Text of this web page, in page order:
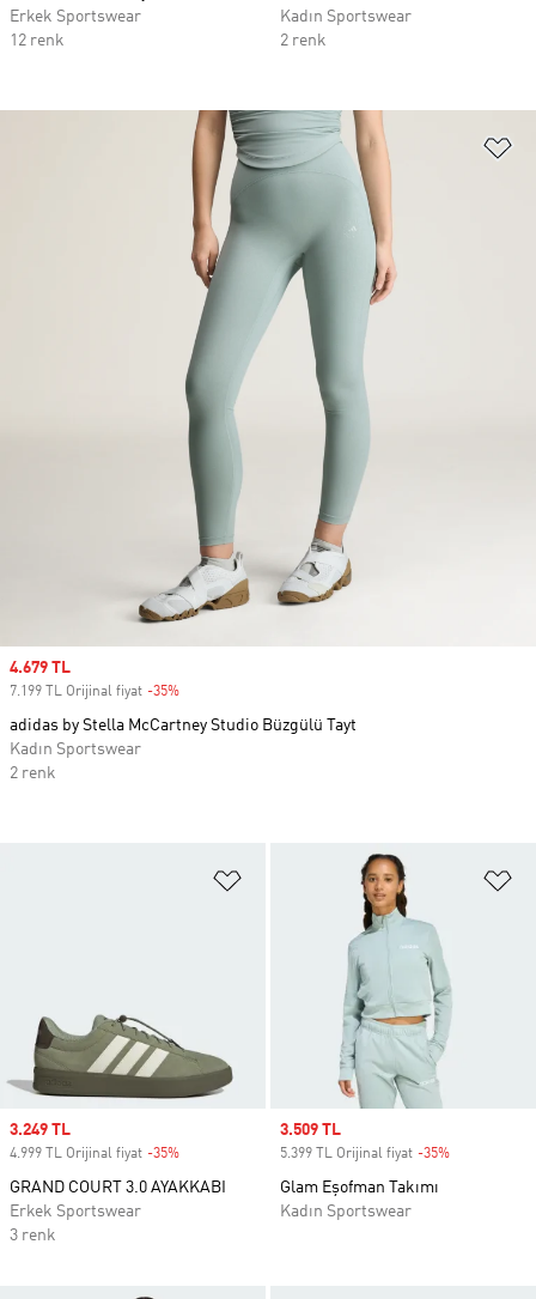
Erkek Sportswear
12 renk
Kadın Sportswear
2 renk
Favori Listesine Ekle
Sale price
3.249 TL
4.999 TL Orijinal fiyat -35%
GRAND COURT 3.0 AYAKKABI
Erkek Sportswear
3 renk
Sale price
3.509 TL
5.399 TL Orijinal fiyat -35%
Glam Eşofman Takımı
Kadın Sportswear
Sale price
4.679 TL
7.199 TL Orijinal fiyat -35%
adidas by Stella McCartney Studio Büzgülü Tayt
Kadın Sportswear
2 renk